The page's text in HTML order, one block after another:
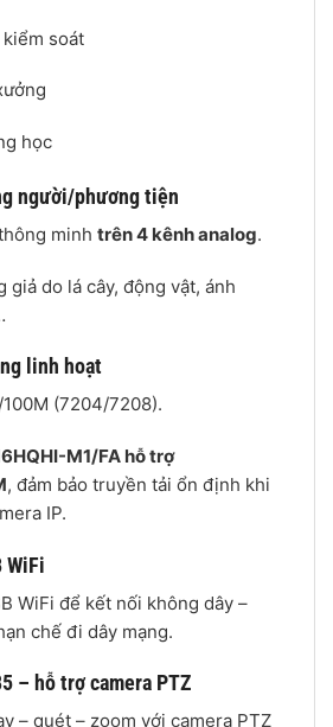
kiểm soát
học
người/phương tiện
minh trên 4 kênh analog.
giả do lá cây, động vật, ánh
linh hoạt
(7204/7208).
M1/FA hỗ trợ
, đảm bảo truyền tải ổn định khi
IP.
WiFi
WiFi để kết nối không dây –
chế đi dây mạng.
– hỗ trợ camera PTZ
– quét – zoom với camera PTZ